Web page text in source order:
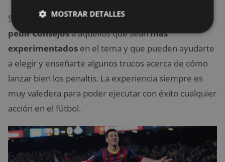
Si quieres tirar penaltis correctamente, lo mejor es
pedir consejosa aquellos que seanmás
experimentados en el tema y que pueden ayudarte
a elegir y enseñarte algunos trucos acerca de cómo
lanzar bien los penaltis. La experiencia siempre es
muy valedera para poder ejecutar con éxito cualquier
acción en el fútbol.
MOSTRAR DETALLES